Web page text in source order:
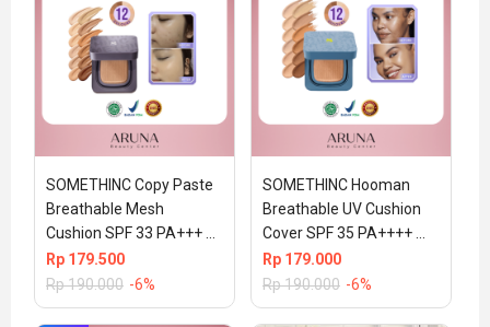
SOMETHINC Copy Paste
Breathable Mesh
Cushion SPF 33 PA+++
15gr (100% ORIGINAL &
BPOM) – Coco
Rp 179.500
Rp190.000 -6%
SOMETHINC Hooman
Breathable UV Cushion
Cover SPF 35 PA++++
15gr (100% ORIGINAL &
BPOM) – N01 Nina
Rp 179.000
Rp190.000 -6%